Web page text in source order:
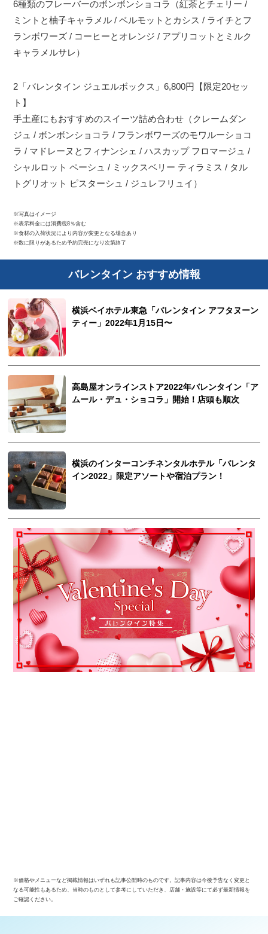
6種類のフレーバーのボンボンショコラ（紅茶とチェリー /
ミントと柚子キャラメル / ベルモットとカシス / ライチとフ
ランボワーズ / コーヒーとオレンジ / アプリコットとミルク
キャラメルサレ）
2「バレンタイン ジュエルボックス」6,800円【限定20セッ
ト】
手土産にもおすすめのスイーツ詰め合わせ（クレームダン
ジュ / ボンボンショコラ / フランボワーズのモワルーショコ
ラ / マドレーヌとフィナンシェ / ハスカップ フロマージュ /
シャルロット ペーシュ / ミックスベリー ティラミス / タル
トグリオット ピスターシュ / ジュレフリュイ）
※写真はイメージ
※表示料金には消費税8％含む
※食材の入荷状況により内容が変更となる場合あり
※数に限りがあるため予約完売になり次第終了
バレンタイン おすすめ情報
横浜ベイホテル東急「バレンタイン アフタヌーン
ティー」2022年1月15日〜
高島屋オンラインストア2022年バレンタイン「ア
ムール・デュ・ショコラ」開始！店頭も順次
横浜のインターコンチネンタルホテル「バレンタ
イン2022」限定アソートや宿泊プラン！
※価格やメニューなど掲載情報はいずれも記事公開時のものです。記事内容は今後予告なく変更と
なる可能性もあるため、当時のものとして参考にしていただき、店舗・施設等にて必ず最新情報を
ご確認ください。